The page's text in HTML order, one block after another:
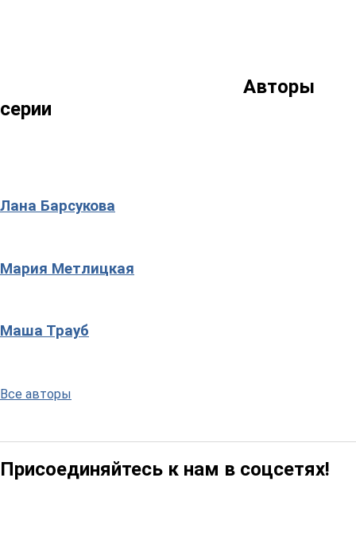
Авторы
серии
Лана Барсукова
Мария Метлицкая
Маша Трауб
Все авторы
Присоединяйтесь к нам в соцсетях!